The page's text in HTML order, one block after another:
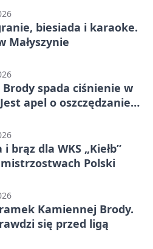
biesiada i karaoke.
Małyszynie
spada ciśnienie w
apel o oszczędzanie
i brąz dla WKS „Kiełb”
Polski
Kamiennej Brody.
się przed ligą